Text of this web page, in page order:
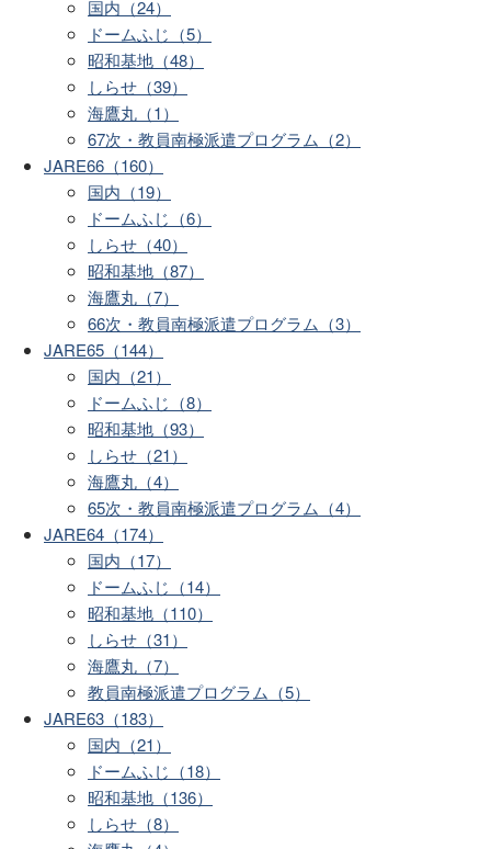
国内（24）
ドームふじ（5）
昭和基地（48）
しらせ（39）
海鷹丸（1）
67次・教員南極派遣プログラム（2）
JARE66（160）
国内（19）
ドームふじ（6）
しらせ（40）
昭和基地（87）
海鷹丸（7）
66次・教員南極派遣プログラム（3）
JARE65（144）
国内（21）
ドームふじ（8）
昭和基地（93）
しらせ（21）
海鷹丸（4）
65次・教員南極派遣プログラム（4）
JARE64（174）
国内（17）
ドームふじ（14）
昭和基地（110）
しらせ（31）
海鷹丸（7）
教員南極派遣プログラム（5）
JARE63（183）
国内（21）
ドームふじ（18）
昭和基地（136）
しらせ（8）